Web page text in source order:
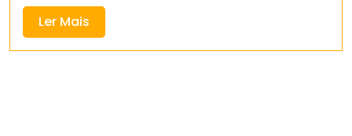
Ler Mais
Mais